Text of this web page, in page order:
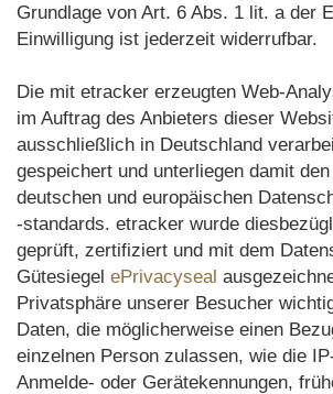
Grundlage von Art. 6 Abs. 1 lit. a der
Einwilligung ist jederzeit widerrufbar.
Die mit etracker erzeugten Web-
im Auftrag des Anbieters dieser
ausschließlich in Deutschland
gespeichert und unterliegen damit
deutschen und europäischen
-standards. etracker wurde
geprüft, zertifiziert und mit dem
Gütesiegel ePrivacyseal
Privatsphäre unserer Besucher
Daten, die möglicherweise einen
einzelnen Person zulassen, wie die
Anmelde- oder Gerätekennungen,